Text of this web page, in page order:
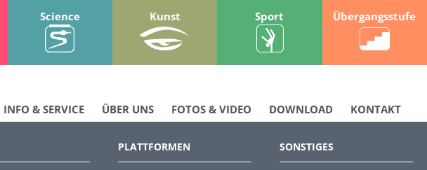
Science Kunst Sport Übergangsstufe
KONTAKT
DOWNLOAD
FOTOS & VIDEO
ÜBER UNS
INFO & SERVICE
SONSTIGES
PLATTFORMEN